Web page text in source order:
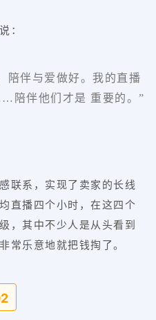
：
陪伴与爱做好。我的直播
陪伴他们才是 重要的。”
联系，实现了卖家的长线
直播四个小时，在这四个
，其中不少人是从头看到
常乐意地就把钱掏了。
2